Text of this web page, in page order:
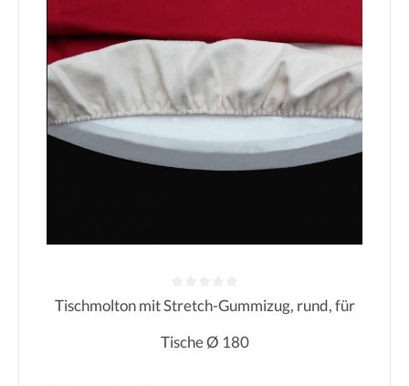
Durchschnittliche Bewertung von 0
Tischmolton mit Stretch-Gummizug, rund, für
Tische Ø 180